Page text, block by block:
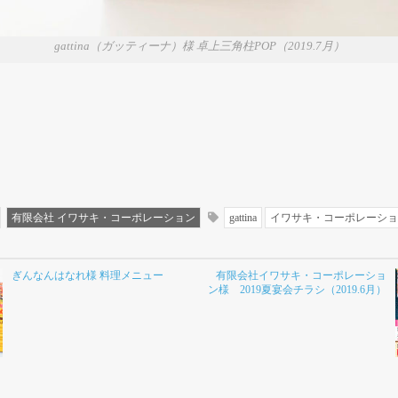
gattina（ガッティーナ）様 卓上三角柱POP（2019.7月）
有限会社 イワサキ・コーポレーション gattina イワサキ・コーポレーシ
ぎんなんはなれ様 料理メニュー
有限会社イワサキ・コーポレーショ
ン様 2019夏宴会チラシ（2019.6月）